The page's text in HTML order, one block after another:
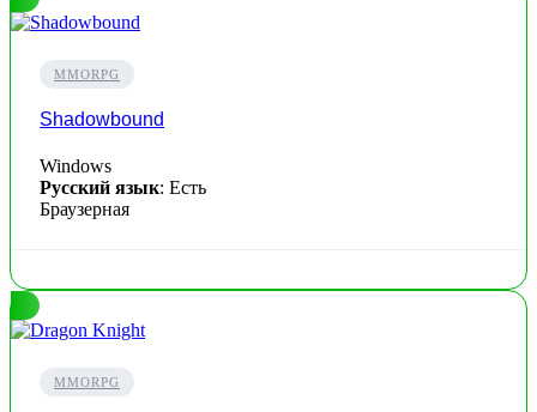
MMORPG
Shadowbound
Windows
Русский язык: Есть
Браузерная
MMORPG